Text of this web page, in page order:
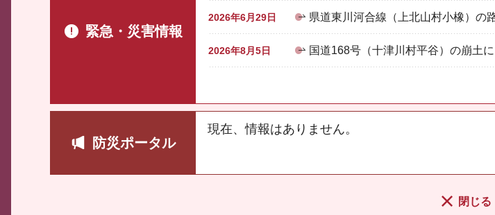
緊急・災害情報
2026年6月29日 県道東川河合線（上北山村小橡）の
2026年8月5日 国道168号（十津川村平谷）の崩土
防災ポータル
現在、情報はありません。
閉じる